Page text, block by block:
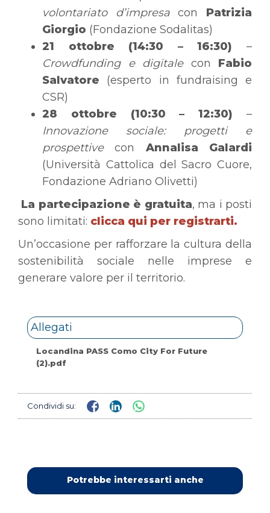
volontariato d’impresacon Patrizia
Giorgio (Fondazione Sodalitas)
21 ottobre (14:30 – 16:30) –
Crowdfunding e digitalecon Fabio
Salvatore (esperto in fundraising e
CSR)
28 ottobre (10:30 – 12:30) –
Innovazione sociale: progetti e
prospettivecon Annalisa Galardi
(Università Cattolica del Sacro Cuore,
Fondazione Adriano Olivetti)
La partecipazione è gratuita, ma i posti
sono limitati: clicca qui per registrarti.
Un’occasione per rafforzare la cultura della
sostenibilità sociale nelle imprese e
generare valore per il territorio.
Allegati
Locandina PASS Como City For Future
(2).pdf
Condividi su:
Potrebbe interessarti anche